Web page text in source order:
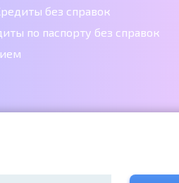
без справок
по паспорту без справок